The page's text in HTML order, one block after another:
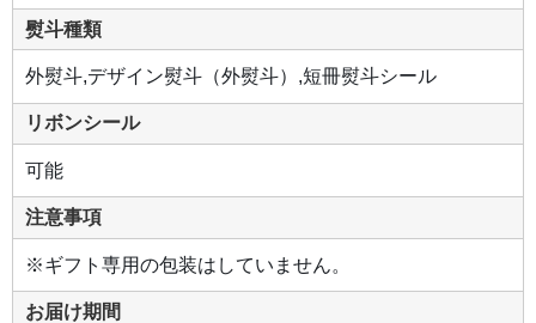
熨斗種類
外熨斗,デザイン熨斗（外熨斗）,短冊熨斗シール
リボンシール
可能
注意事項
※ギフト専用の包装はしていません。
お届け期間